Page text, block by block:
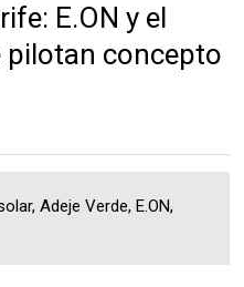
E.ON y el
pilotan concepto
Adeje Verde, E.ON,